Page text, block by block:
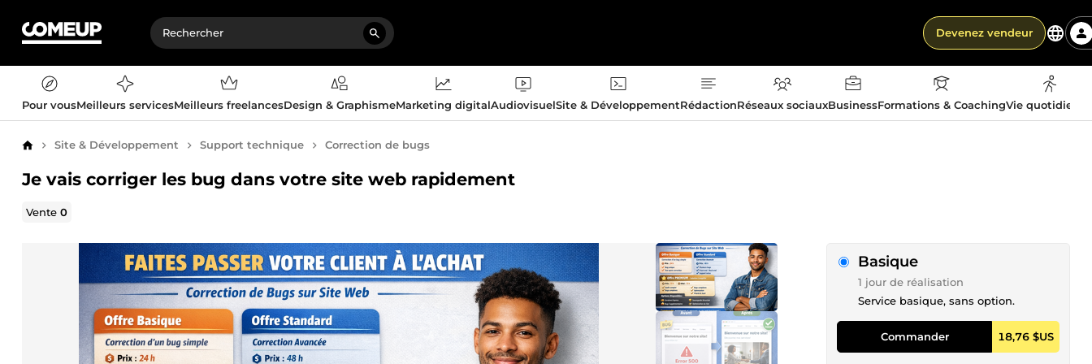
Devenez vendeur
Pour vousMeilleurs servicesMeilleurs freelancesDesign & GraphismeMarketing digitalAudiovisuelSite & DéveloppementRédactionRéseaux sociauxBusinessFormations & CoachingVie
AccueilSite & Développement Support technique Correction de bugs
Je vais corriger les bug dans votre site web rapidement
Vente0
Basique
1 jour de réalisation
Service basique, sans option.
Commander 18,76 $US